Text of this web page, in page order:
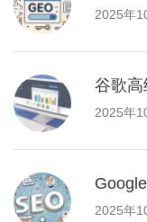
2025年
谷歌
2025年
2025年